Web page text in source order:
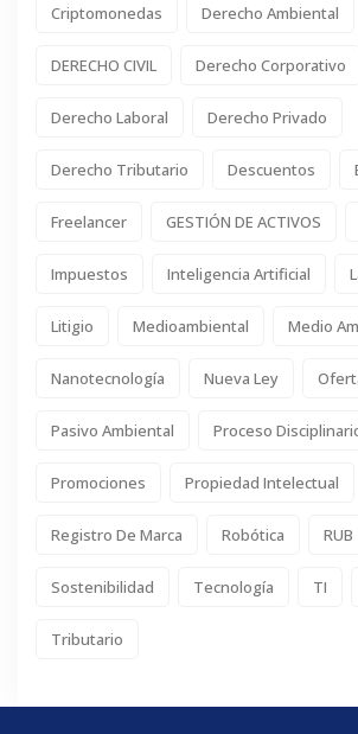
Criptomonedas Derecho Ambiental
DERECHO CIVIL Derecho Corporativo
Derecho Laboral Derecho Privado
Derecho Tributario Descuentos
Freelancer GESTIÓN DE ACTIVOS
Impuestos Inteligencia Artificial
Litigio Medioambiental Medio
Nanotecnología Nueva Ley
Pasivo Ambiental Proceso
Promociones Propiedad Intelectual
Registro De Marca Robótica RUB
Sostenibilidad Tecnología TI
Tributario